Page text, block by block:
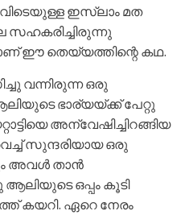
ഇസ്ലാം മത
സഹകരിച്ചിരുന്നു
ഈ തെയ്യത്തിന്റെ കഥ.
വന്നിരുന്ന ഒരു
ഭാര്യയ്ക്ക് പേറ്റു
അന്വേഷിച്ചിറങ്ങിയ
സുന്ദരിയായ ഒരു
അവള്‍ താന്‍
ആലിയുടെ ഒപ്പം കൂടി
കയറി. ഏറെ നേരം